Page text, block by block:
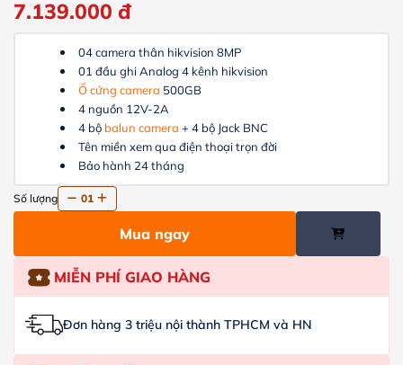
7.139.000 đ
04 camera thân hikvision 8MP
01 đầu ghi Analog 4 kênh hikvision
Ổ cứng camera 500GB
4 nguồn 12V-2A
4 bộ balun camera + 4 bộ Jack BNC
Tên miền xem qua điện thoại trọn đời
Bảo hành 24 tháng
Số lượng 01
Mua ngay
MIỄN PHÍ GIAO HÀNG
Đơn hàng 3 triệu nội thành TPHCM và HN